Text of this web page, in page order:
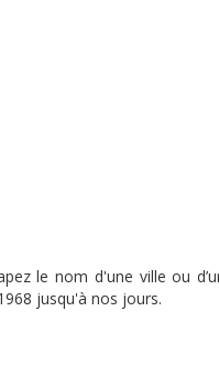
le nom d'une ville ou
jusqu'à nos jours.